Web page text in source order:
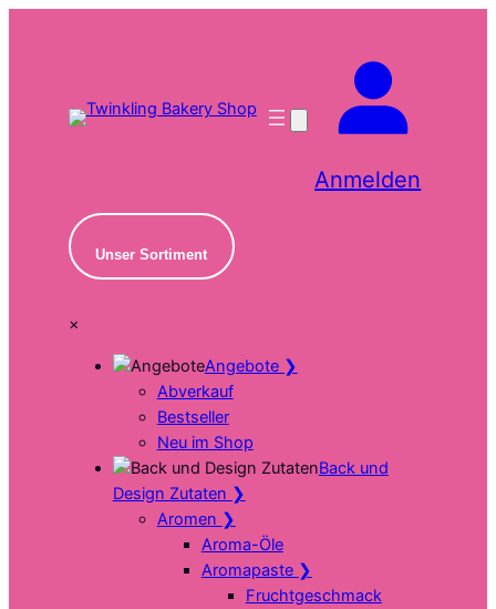
Anmelden
Unser Sortiment
×
Angebote ❯
Abverkauf
Bestseller
Neu im Shop
Back und
Design Zutaten ❯
Aromen ❯
Aroma-Öle
Aromapaste ❯
Fruchtgeschmack